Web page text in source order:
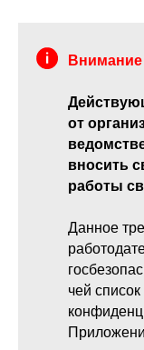
Внимание
от
вносить
работы
Данное
чей